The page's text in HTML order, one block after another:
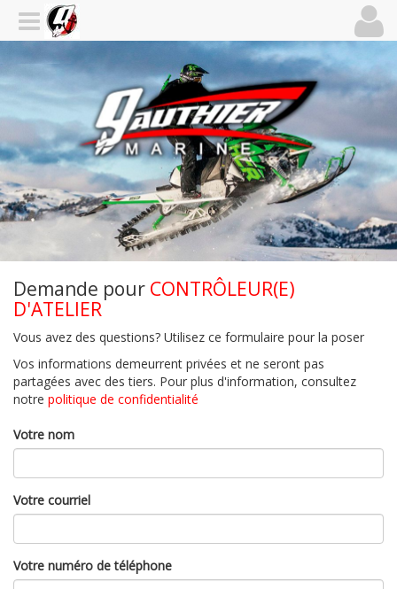
Demande pour CONTRÔLEUR(E)
D'ATELIER
Vous avez des questions? Utilisez ce formulaire pour la poser
Vos informations demeurrent privées et ne seront pas
partagées avec des tiers. Pour plus d'information, consultez
notre politique de confidentialité
Votre nom
Votre courriel
Votre numéro de téléphone